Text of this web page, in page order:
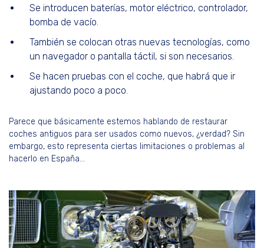
Se introducen baterías, motor eléctrico, controlador,
bomba de vacío.
También se colocan otras nuevas tecnologías, como
un navegador o pantalla táctil, si son necesarios.
Se hacen pruebas con el coche, que habrá que ir
ajustando poco a poco.
Parece que básicamente estemos hablando de restaurar
coches antiguos para ser usados como nuevos, ¿verdad? Sin
embargo, esto representa ciertas limitaciones o problemas al
hacerlo en España…